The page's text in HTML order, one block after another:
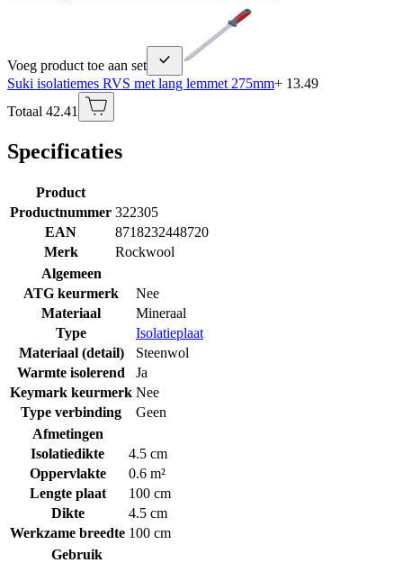
Voeg product toe aan set
Suki isolatiemes RVS met lang lemmet 275mm+ 13.49
Totaal 42.41
Specificaties
Product
Productnummer 322305
EAN
8718232448720
Merk
Rockwool
Algemeen
ATG keurmerk
Nee
Materiaal
Mineraal
Type
Isolatieplaat
Materiaal (detail)
Steenwol
Warmte isolerend
Ja
Keymark keurmerk Nee
Type verbinding
Geen
Afmetingen
Isolatiedikte
4.5 cm
Oppervlakte
0.6 m²
Lengte plaat
100 cm
Dikte
4.5 cm
Werkzame breedte 100 cm
Gebruik